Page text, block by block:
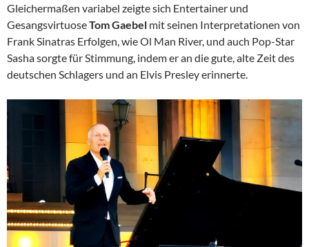
Gleichermaßen variabel zeigte sich Entertainer und
GesangsvirtuoseTom Gaebel mit seinen Interpretationen von
Frank Sinatras Erfolgen, wie Ol Man River, und auch Pop-Star
Sasha sorgte für Stimmung, indem er an die gute, alte Zeit des
deutschen Schlagers und an Elvis Presley erinnerte.